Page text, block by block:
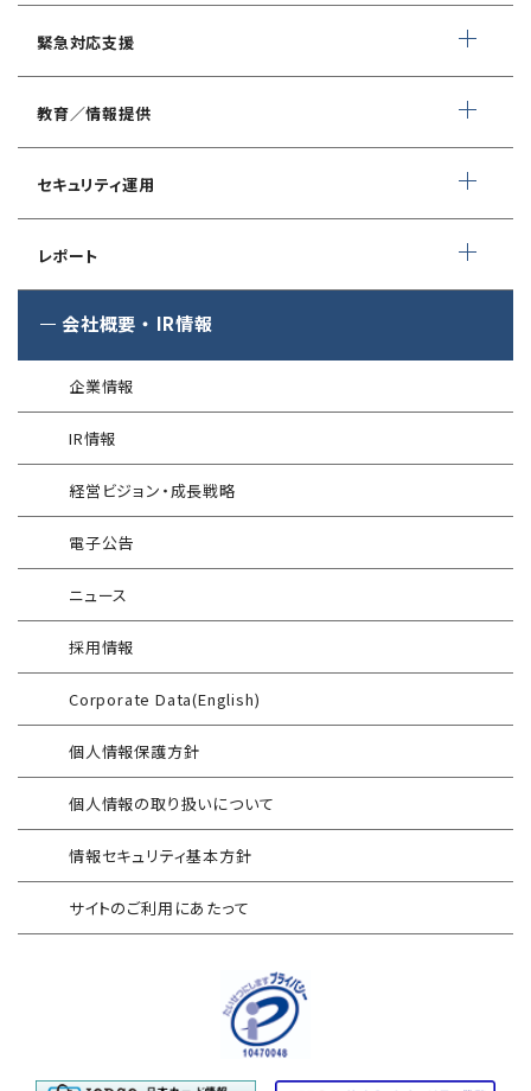
CSIRT構築／運用支援
インシデント初動対応準備支援
Shift Left コンサルティング
プレリミナリーサーベイ
「サプライチェーン強化に向けたセキュリティ対策評価制度」
運用開始に備えた事前対策支援サービス
インシデント対応訓練
インシデント対応訓練シミュレーター
情報セキュリティリスクアセスメント
FISCガイドライン準拠対応支援サービス
地方公共団体向け 情報セキュリティ
セルフアセスメント
産業制御システム向けリスクアセスメント
EC加盟店様向け セキュリティ・チェックリスト
対応アセスメントサービス
自己問診型 個人情報に関わる
情報セキュリティアセスメント
ネットワーク脆弱性診断
IoTセキュリティ診断
クラウドセキュリティ設定診断
アタックサーフェス調査
SQAT with Swift Delivery
デイリー自動脆弱性診断
WEBサイトコンテンツ改ざん検知
緊急対応支援
デジタルフォレンジック
緊急対応サービス
教育／情報提供
セキュリスト（SecuriST）
EC-Council
（セキュリティエンジニア養成講座）
セキュリティ運用
マネージドセキュリティサービス (MSS)
Managed Security Service for AWS
WAF運用
G-MDR
インターネット分離クラウド
SIEM運用／分析
Splunk自動遮断連携
エンドポイントセキュリティ EDR-MSS
Security-First Aidサービス
セキュアメール
AAMSマルウェア・プロテクト
セキュリティログ分析／活用支援
サイバープロテクション（CP）
レポート
SQAT セキュリティレポート
SQAT®情報セキュリティ瓦版
導入事例
技術情報／コラム
会社概要 ・ IR情報
企業情報
IR情報
経営ビジョン・成長戦略
電子公告
ニュース
採用情報
Corporate Data(English)
個人情報保護方針
個人情報の取り扱いについて
情報セキュリティ基本方針
サイトのご利用にあたって